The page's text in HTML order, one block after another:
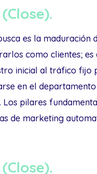
es la maduración
como clientes; es
inicial al tráfico fijo
en el
Los pilares
de marketing